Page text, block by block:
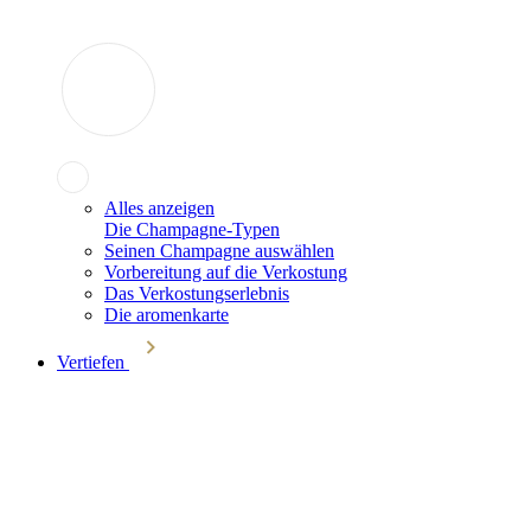
Alles anzeigen
Die Champagne-Typen
Seinen Champagne auswählen
Vorbereitung auf die Verkostung
Das Verkostungserlebnis
Die aromenkarte
Vertiefen